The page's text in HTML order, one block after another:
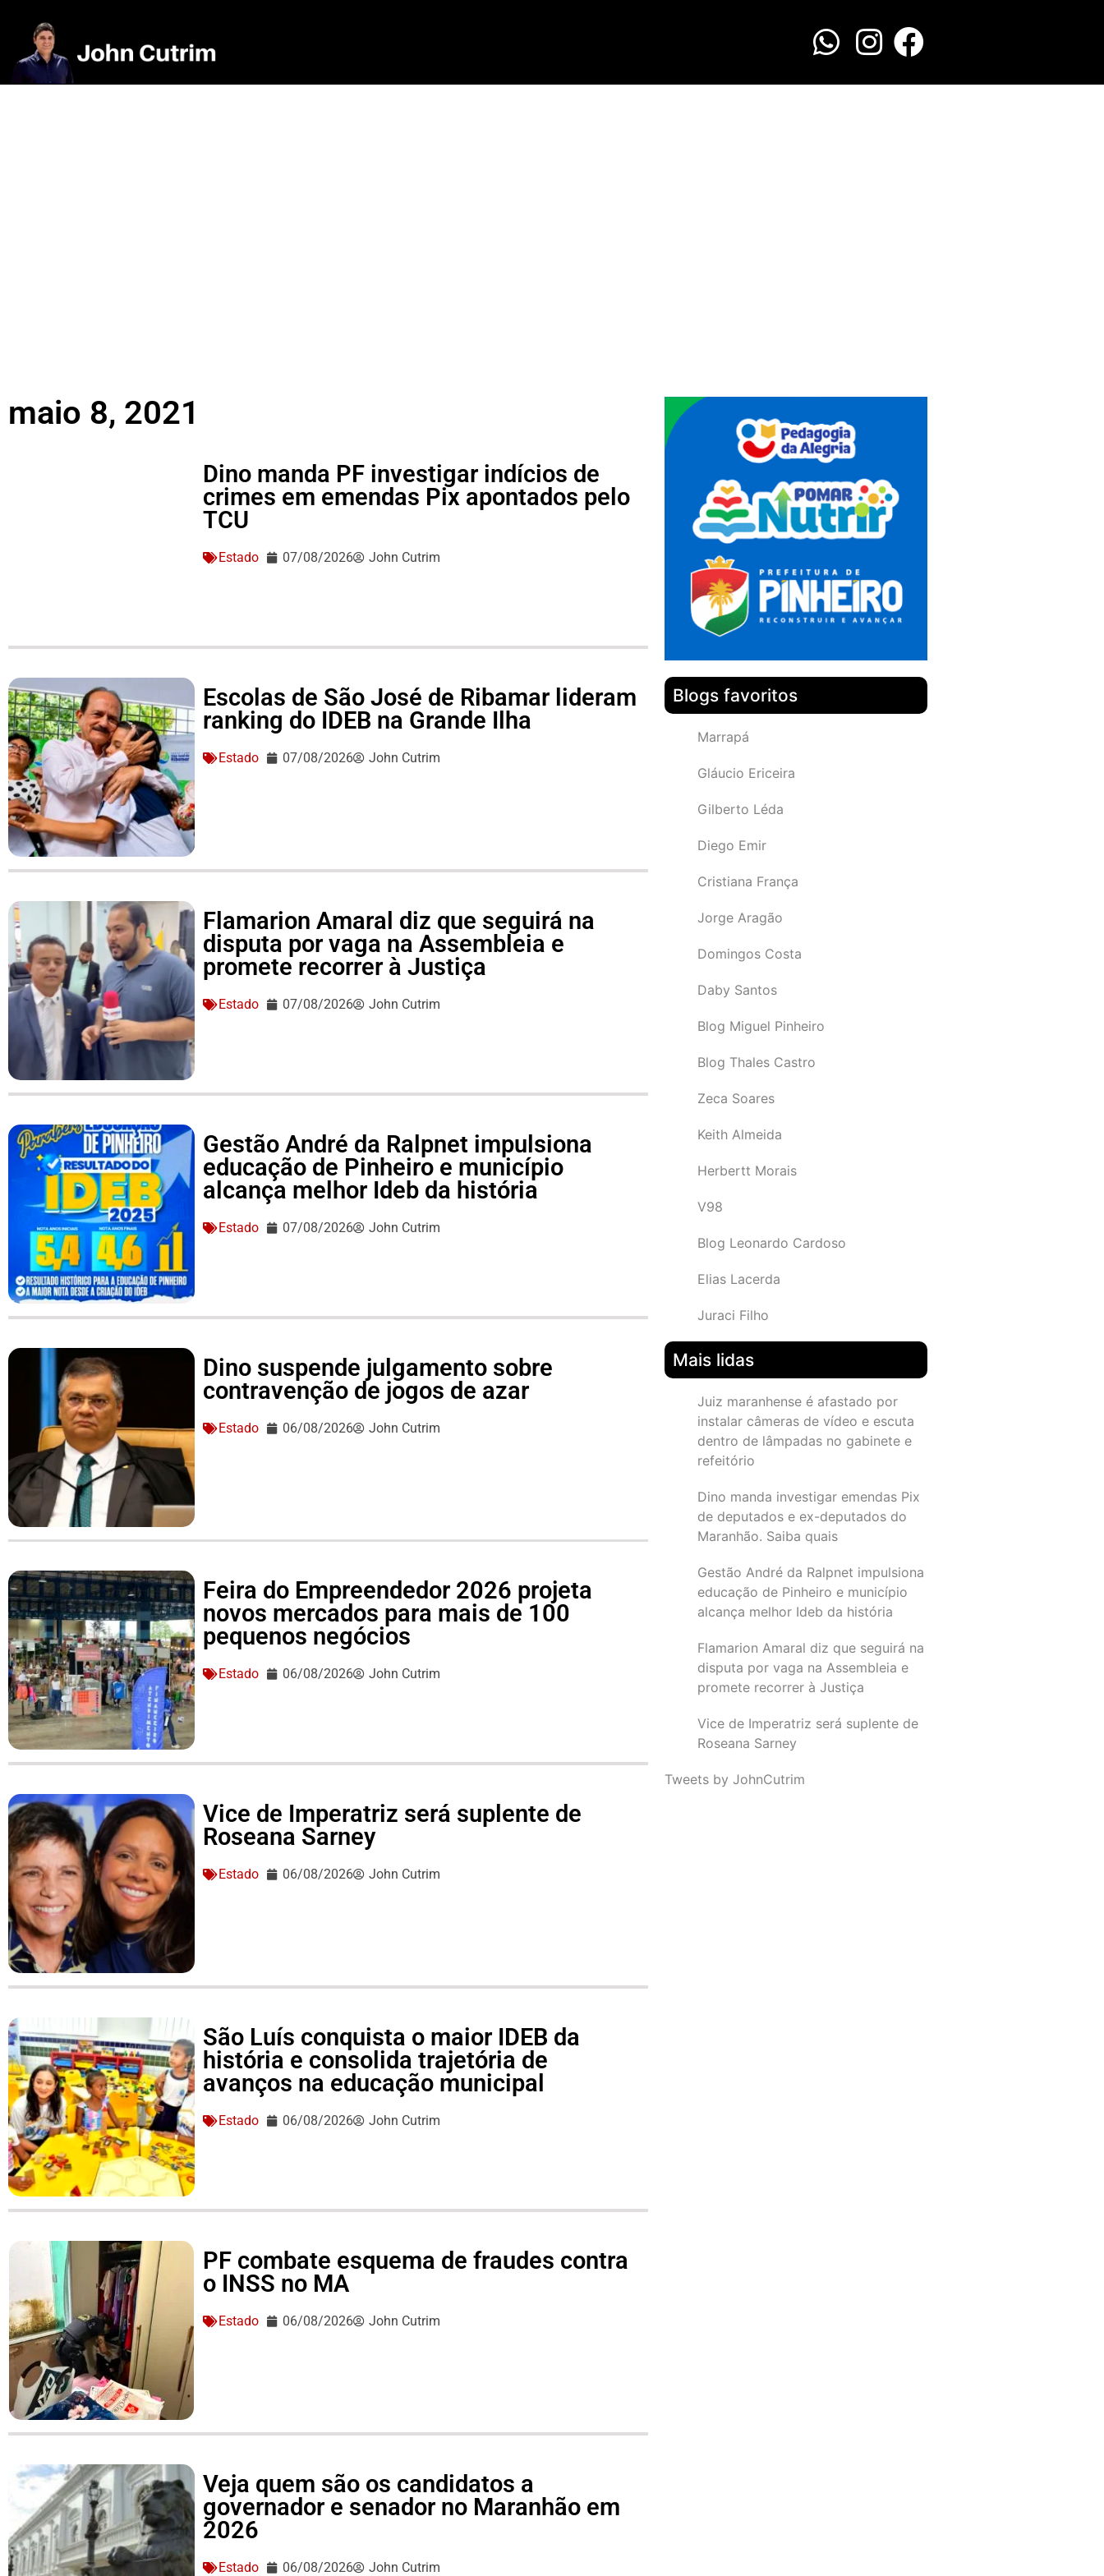
maio 8, 2021
Dino manda PF investigar indícios de
crimes em emendas Pix apontados pelo
TCU
Estado 07/08/2026 John Cutrim
Escolas de São José de Ribamar lideram
ranking do IDEB na Grande Ilha
Estado 07/08/2026 John Cutrim
Flamarion Amaral diz que seguirá na
disputa por vaga na Assembleia e
promete recorrer à Justiça
Estado 07/08/2026 John Cutrim
Gestão André da Ralpnet impulsiona
educação de Pinheiro e município
alcança melhor Ideb da história
Estado 07/08/2026 John Cutrim
Dino suspende julgamento sobre
contravenção de jogos de azar
Estado 06/08/2026 John Cutrim
Feira do Empreendedor 2026 projeta
novos mercados para mais de 100
pequenos negócios
Estado 06/08/2026 John Cutrim
Vice de Imperatriz será suplente de
Roseana Sarney
Estado 06/08/2026 John Cutrim
São Luís conquista o maior IDEB da
história e consolida trajetória de
avanços na educação municipal
Estado 06/08/2026 John Cutrim
PF combate esquema de fraudes contra
o INSS no MA
Estado 06/08/2026 John Cutrim
Veja quem são os candidatos a
governador e senador no Maranhão em
2026
Estado 06/08/2026 John Cutrim
Blogs favoritos
Marrapá
Gláucio Ericeira
Gilberto Léda
Diego Emir
Cristiana França
Jorge Aragão
Domingos Costa
Daby Santos
Blog Miguel Pinheiro
Blog Thales Castro
Zeca Soares
Keith Almeida
Herbertt Morais
V98
Blog Leonardo Cardoso
Elias Lacerda
Juraci Filho
Mais lidas
Juiz maranhense é afastado por
instalar câmeras de vídeo e escuta
dentro de lâmpadas no gabinete e
refeitório
Dino manda investigar emendas Pix
de deputados e ex-deputados do
Maranhão. Saiba quais
Gestão André da Ralpnet impulsiona
educação de Pinheiro e município
alcança melhor Ideb da história
Flamarion Amaral diz que seguirá na
disputa por vaga na Assembleia e
promete recorrer à Justiça
Vice de Imperatriz será suplente de
Roseana Sarney
Tweets by JohnCutrim